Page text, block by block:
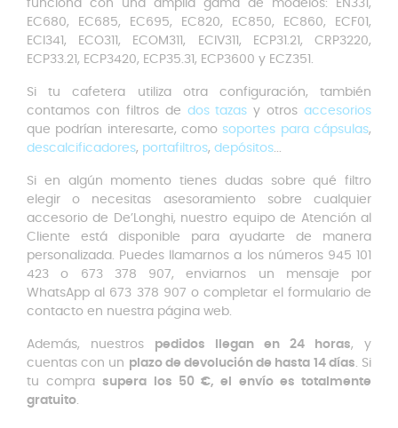
funciona con una amplia gama de modelos: EN331,
EC680, EC685, EC695, EC820, EC850, EC860, ECF01,
ECI341, ECO311, ECOM311, ECIV311, ECP31.21, CRP3220,
ECP33.21, ECP3420, ECP35.31, ECP3600 y ECZ351.
Si tu cafetera utiliza otra configuración, también
contamos con filtros de dos tazas y otros accesorios
que podrían interesarte, como soportes para cápsulas,
descalcificadores, portafiltros, depósitos...
Si en algún momento tienes dudas sobre qué filtro
elegir o necesitas asesoramiento sobre cualquier
accesorio de De’Longhi, nuestro equipo de Atención al
Cliente está disponible para ayudarte de manera
personalizada. Puedes llamarnos a los números 945 101
423 o 673 378 907, enviarnos un mensaje por
WhatsApp al 673 378 907 o completar el formulario de
contacto en nuestra página web.
Además, nuestros pedidos llegan en 24 horas, y
cuentas con un plazo de devolución de hasta 14 días. Si
tu comprasupera los 50 €, el envío es totalmente
gratuito.